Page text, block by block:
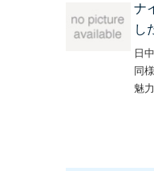
ナ
し
日
同
魅